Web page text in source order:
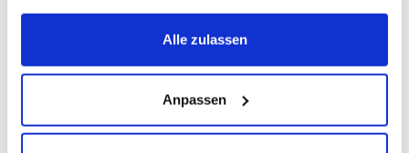
gesammelt haben.
Alle zulassen
Anpassen
Herr Grünfink gestiegen. Dem
Wunsch seiner Gäste kommt das
Neubrandenburger Live Cooking
Lokal nun nach und bietet